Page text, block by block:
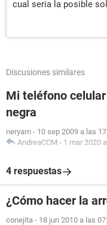
cual seria la posible
Discusiones similares
Mi teléfono
negra
neryam - 10 sep 2009 a las
AndreaCCM - 1 mar 2020
4 respuestas
¿Cómo hacer la
conejita - 18 jun 2010 a las